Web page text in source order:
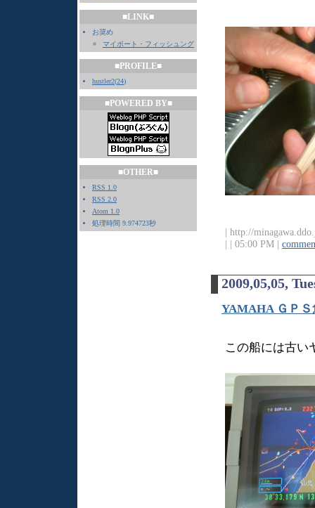
■LINK■
お奨め
マイボート・フィッシュング
■PROFILE■
hustler2(24)
■POWERED BY■
■OTHER■
RSS 1.0
RSS 2.0
Atom 1.0
処理時間 9.974723秒
| http://
| | 05:00 PM |
2009,05,05,
YAMAHA ＧＰ
この船には古い